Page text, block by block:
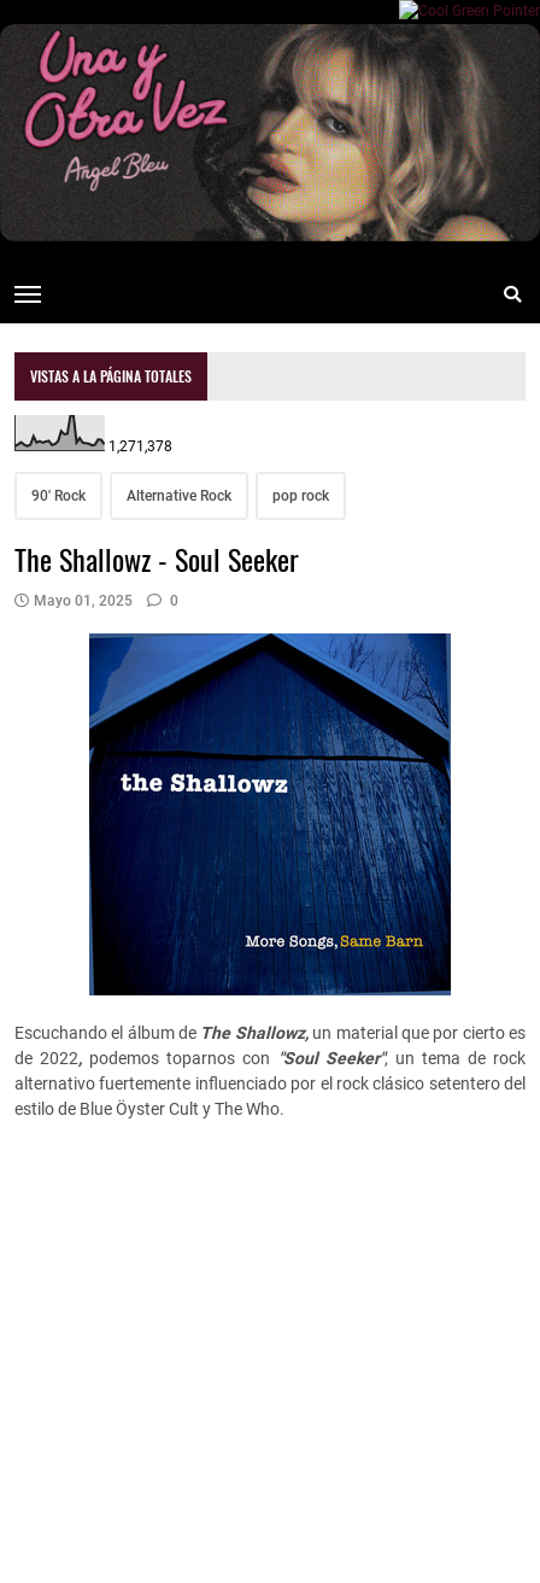
VISTAS A LA PÁGINA TOTALES
1,271,378
90' Rock Alternative Rock pop rock
The Shallowz - Soul Seeker
Mayo 01, 2025 0
Escuchando el álbum de The Shallowz, un material que por cierto es
de 2022, podemos toparnos con "Soul Seeker", un tema de rock
alternativo fuertemente influenciado por el rock clásico setentero del
estilo de Blue Öyster Cult y The Who.